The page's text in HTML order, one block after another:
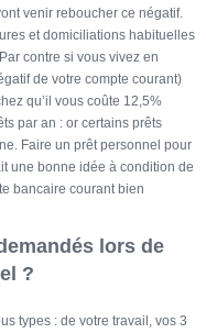
venir reboucher ce négatif.
et domiciliations habituelles
contre si vous vivez en
de votre compte courant)
qu’il vous coûte 12,5%
par an : or certains prêts
Faire un prêt personnel pour
une bonne idée à condition de
bancaire courant bien
lors de
?
types : de votre travail, vos 3